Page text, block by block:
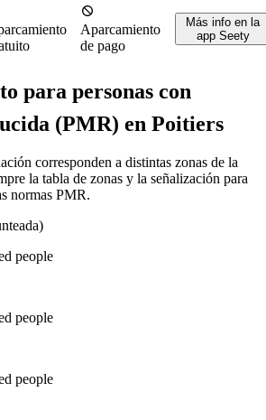
Aparcamiento
de pago
Más info en la
app Seety
para personas con
(PMR) en Poitiers
corresponden a distintas zonas de la
la tabla de zonas y la señalización para
normas PMR.
people
people
people